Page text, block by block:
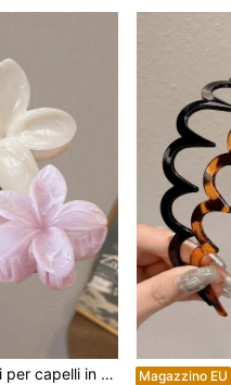
3/2/1 pezzi Fermagli per capelli in acrilico con fiori sfumati grandi, design semplice ed elegante, adatti per acconciature raccolte, casual o da viaggio Magazzino EU